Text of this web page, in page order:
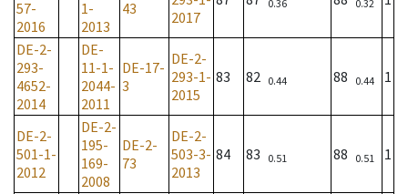
57-
2016
1-
2013
43
2017
0.36 0.32
DE-2-
293-
4652-
2014
DE-
11-1-
2044-
2011
DE-17-
3
DE-2-
293-1-
2015
83 82 0.44 88 0.44 1
DE-2-
501-1-
2012
DE-2-
195-
169-
2008
DE-2-
73
DE-2-
503-3-
2013
84 83 0.51 88 0.51 1